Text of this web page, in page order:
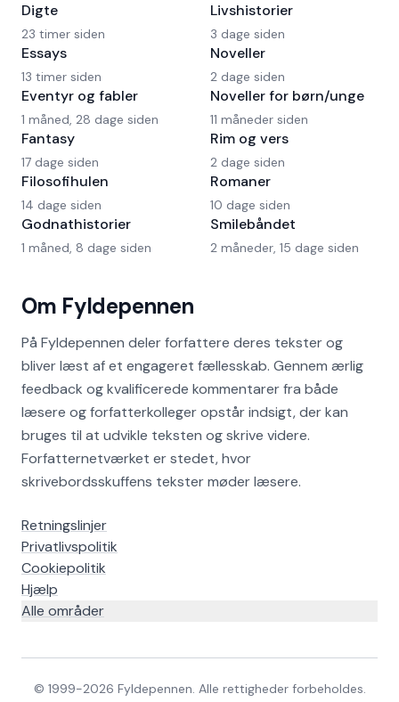
Om Fyldepennen
På Fyldepennen deler forfattere deres tekster og
bliver læst af et engageret fællesskab. Gennem ærlig
feedback og kvalificerede kommentarer fra både
læsere og forfatterkolleger opstår indsigt, der kan
bruges til at udvikle teksten og skrive videre.
Forfatternetværket er stedet, hvor
skrivebordsskuffens tekster møder læsere.
Retningslinjer
Privatlivspolitik
Cookiepolitik
Hjælp
Alle områder
Digte
23 timer siden
Essays
13 timer siden
Eventyr og fabler
1 måned, 28 dage siden
Fantasy
17 dage siden
Filosofihulen
14 dage siden
Godnathistorier
1 måned, 8 dage siden
Livshistorier
3 dage siden
Noveller
2 dage siden
Noveller for børn/unge
11 måneder siden
Rim og vers
2 dage siden
Romaner
10 dage siden
Smilebåndet
2 måneder, 15 dage siden
© 1999-2026 Fyldepennen. Alle rettigheder forbeholdes.